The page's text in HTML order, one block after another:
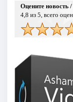
Оцените новость
4,8 из 5, всего